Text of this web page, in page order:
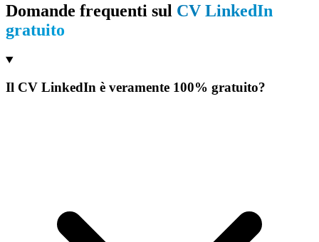
Domande frequenti sul CV LinkedIn
gratuito
Il CV LinkedIn è veramente 100% gratuito?